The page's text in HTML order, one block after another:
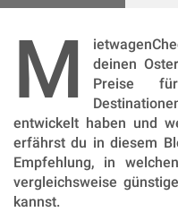
M
deinen
Preise
entwickelt haben und
erfährst du in diesem
Empfehlung, in
vergleichsweise
kannst.